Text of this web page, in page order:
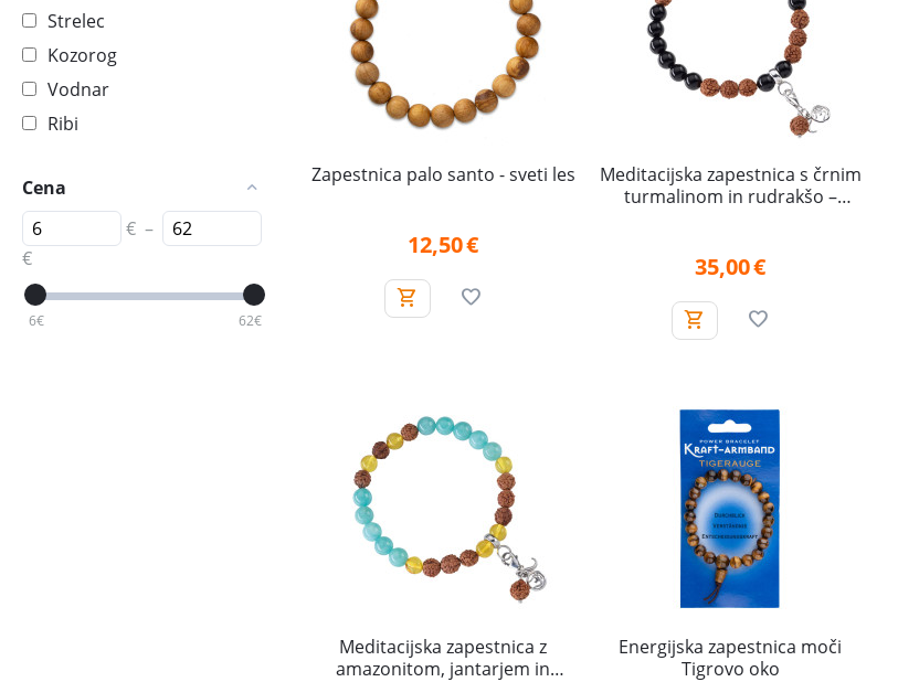
Strelec
Kozorog
Vodnar
Ribi
Cena
€ –
€
6€ 62€
Zapestnica palo santo - sveti les
12,50€
Meditacijska zapestnica s črnim
turmalinom in rudrakšo –
35,00€
Meditacijska zapestnica z
amazonitom, jantarjem in
Energijska zapestnica moči
Tigrovo oko